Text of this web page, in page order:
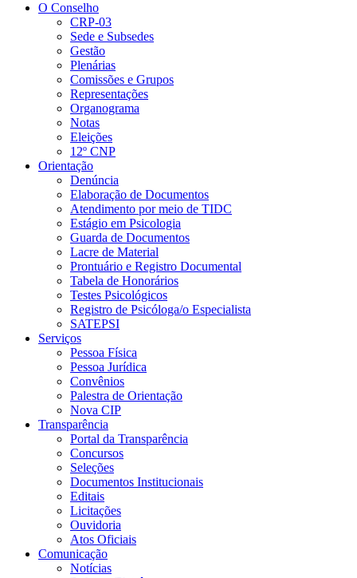
O Conselho
CRP-03
Sede e Subsedes
Gestão
Plenárias
Comissões e Grupos
Representações
Organograma
Notas
Eleições
12º CNP
Orientação
Denúncia
Elaboração de Documentos
Atendimento por meio de TIDC
Estágio em Psicologia
Guarda de Documentos
Lacre de Material
Prontuário e Registro Documental
Tabela de Honorários
Testes Psicológicos
Registro de Psicóloga/o Especialista
SATEPSI
Serviços
Pessoa Física
Pessoa Jurídica
Convênios
Palestra de Orientação
Nova CIP
Transparência
Portal da Transparência
Concursos
Seleções
Documentos Institucionais
Editais
Licitações
Ouvidoria
Atos Oficiais
Comunicação
Notícias